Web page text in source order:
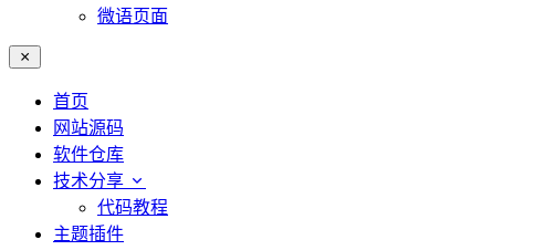
微语页面
首页
网站源码
软件仓库
技术分享
代码教程
主题插件